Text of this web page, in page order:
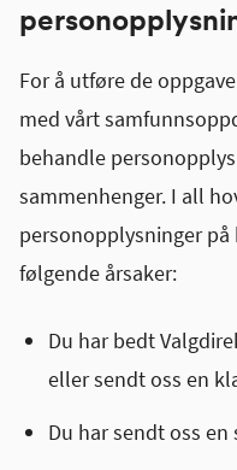
For å utføre de
med vårt
behandle
sammenhenger. I all
personopplysninger
følgende årsaker:
Du har bedt
eller sendt oss en
Du har sendt oss